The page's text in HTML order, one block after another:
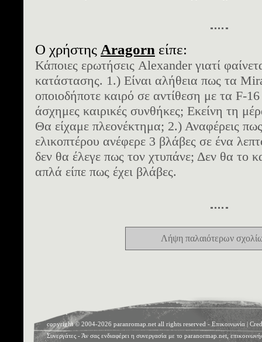
Ο χρήστης Aragorn είπε:
Κάποιες ερωτήσεις Alexander γιατί
κατάστασης. 1.) Είναι αλήθεια πως τα
οποιοδήποτε καιρό σε αντίθεση με τα F-
άσχημες καιρικές συνθήκες; Εκείνη τη
Θα είχαμε πλεονέκτημα; 2.) Αναφέρεις
ελικοπτέρου ανέφερε 3 βλάβες σε ένα
δεν θα έλεγε πως τον χτυπάνε; Δεν θα το
απλά είπε πως έχει βλάβες.
Λήψη παλαιότερων
copyright © 2004-2026 paranromap.net all rights reserved - Επικοινωνία |
Συνεργάτες - Άν σας ενδιαφέρει η συνεργασία με το paranormap.net,